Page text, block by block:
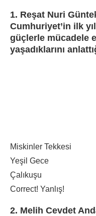
1. Reşat Nuri
Cumhuriyet’in ilk
güçlerle mücadele
yaşadıklarını
Miskinler Tekkesi
Yeşil Gece
Çalıkuşu
Correct! Yanlış!
2. Melih Cevdet